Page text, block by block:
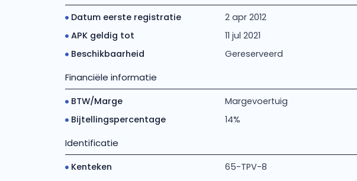
Datum eerste registratie 2 apr 2012
APK geldig tot
11 jul 2021
Beschikbaarheid
Gereserveerd
Financiële informatie
BTW/Marge Margevoertuig
Bijtellingspercentage
14%
Identificatie
Kenteken 65-TPV-8